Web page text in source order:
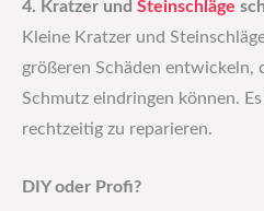
4. Kratzer und Steinschläge
Kleine Kratzer und
größeren Schäden entwickeln,
Schmutz eindringen können.
rechtzeitig zu reparieren.
DIY oder Profi?